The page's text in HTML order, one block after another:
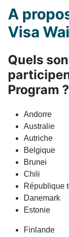
A
Visa
Quels
Program ?
Andorre
Australie
Autriche
Belgique
Brunei
Chili
République
Danemark
Estonie
Finlande